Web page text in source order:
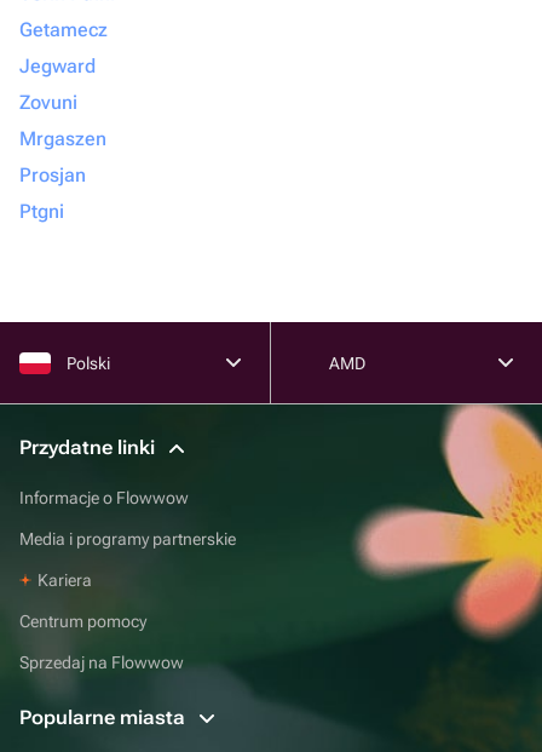
Getamecz
Jegward
Zovuni
Mrgaszen
Prosjan
Ptgni
Polski AMD
Przydatne linki
Informacje o Flowwow
Media i programy partnerskie
Kariera
Centrum pomocy
Sprzedaj na Flowwow
Popularne miasta